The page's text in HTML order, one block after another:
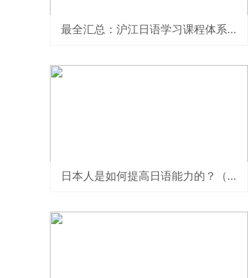
最全汇总：沪江日语学习课程体系指南
日本人是如何提高日语能力的？（附实用推荐）